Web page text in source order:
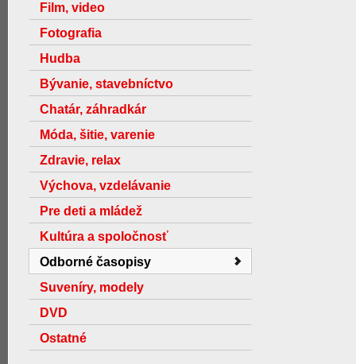
Film, video
Fotografia
Hudba
Bývanie, stavebníctvo
Chatár, záhradkár
Móda, šitie, varenie
Zdravie, relax
Výchova, vzdelávanie
Pre deti a mládež
Kultúra a spoločnosť
Odborné časopisy
Suveníry, modely
DVD
Ostatné